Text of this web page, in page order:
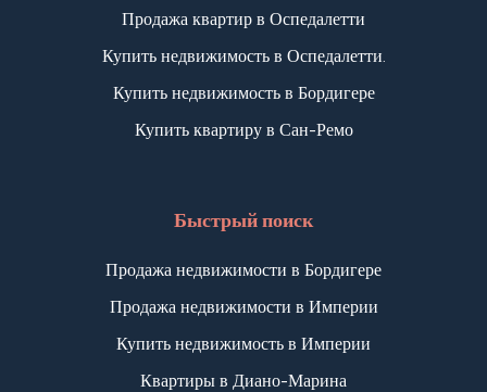
Продажа квартир в Оспедалетти
Купить недвижимость в Оспедалетти.
Купить недвижимость в Бордигере
Купить квартиру в Сан-Ремо
Быстрый поиск
Продажа недвижимости в Бордигере
Продажа недвижимости в Империи
Купить недвижимость в Империи
Квартиры в Диано-Марина